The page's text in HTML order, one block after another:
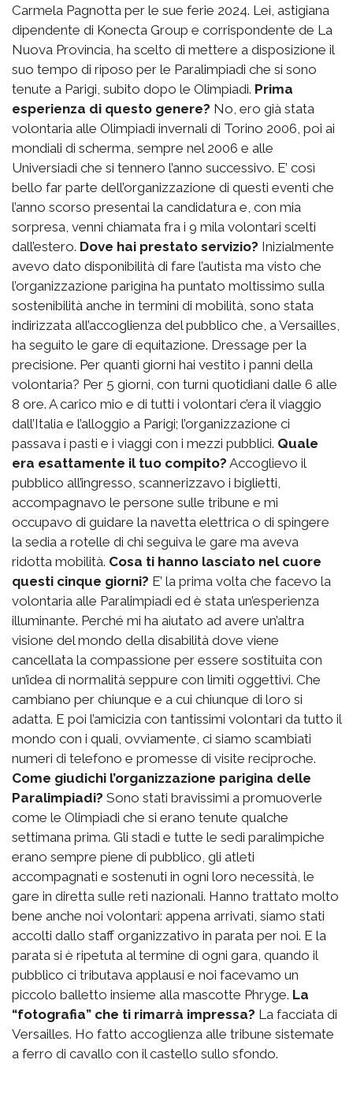
Carmela Pagnotta per le sue ferie 2024. Lei, astigiana
dipendente di Konecta Group e corrispondente de La
Nuova Provincia, ha scelto di mettere a disposizione il
suo tempo di riposo per le Paralimpiadi che si sono
tenute a Parigi, subito dopo le Olimpiadi. Prima
esperienza di questo genere? No, ero già stata
volontaria alle Olimpiadi invernali di Torino 2006, poi ai
mondiali di scherma, sempre nel 2006 e alle
Universiadi che si tennero l’anno successivo. E’ così
bello far parte dell’organizzazione di questi eventi che
l’anno scorso presentai la candidatura e, con mia
sorpresa, venni chiamata fra i 9 mila volontari scelti
dall’estero. Dove hai prestato servizio? Inizialmente
avevo dato disponibilità di fare l’autista ma visto che
l’organizzazione parigina ha puntato moltissimo sulla
sostenibilità anche in termini di mobilità, sono stata
indirizzata all’accoglienza del pubblico che, a Versailles,
ha seguito le gare di equitazione. Dressage per la
precisione. Per quanti giorni hai vestito i panni della
volontaria? Per 5 giorni, con turni quotidiani dalle 6 alle
8 ore. A carico mio e di tutti i volontari c’era il viaggio
dall’Italia e l’alloggio a Parigi; l’organizzazione ci
passava i pasti e i viaggi con i mezzi pubblici. Quale
era esattamente il tuo compito? Accoglievo il
pubblico all’ingresso, scannerizzavo i biglietti,
accompagnavo le persone sulle tribune e mi
occupavo di guidare la navetta elettrica o di spingere
la sedia a rotelle di chi seguiva le gare ma aveva
ridotta mobilità. Cosa ti hanno lasciato nel cuore
questi cinque giorni? E’ la prima volta che facevo la
volontaria alle Paralimpiadi ed è stata un’esperienza
illuminante. Perché mi ha aiutato ad avere un’altra
visione del mondo della disabilità dove viene
cancellata la compassione per essere sostituita con
un’idea di normalità seppure con limiti oggettivi. Che
cambiano per chiunque e a cui chiunque di loro si
adatta. E poi l’amicizia con tantissimi volontari da tutto il
mondo con i quali, ovviamente, ci siamo scambiati
numeri di telefono e promesse di visite reciproche.
Come giudichi l’organizzazione parigina delle
Paralimpiadi? Sono stati bravissimi a promuoverle
come le Olimpiadi che si erano tenute qualche
settimana prima. Gli stadi e tutte le sedi paralimpiche
erano sempre piene di pubblico, gli atleti
accompagnati e sostenuti in ogni loro necessità, le
gare in diretta sulle reti nazionali. Hanno trattato molto
bene anche noi volontari: appena arrivati, siamo stati
accolti dallo staff organizzativo in parata per noi. E la
parata si è ripetuta al termine di ogni gara, quando il
pubblico ci tributava applausi e noi facevamo un
piccolo balletto insieme alla mascotte Phryge. La
“fotografia” che ti rimarrà impressa? La facciata di
Versailles. Ho fatto accoglienza alle tribune sistemate
a ferro di cavallo con il castello sullo sfondo.